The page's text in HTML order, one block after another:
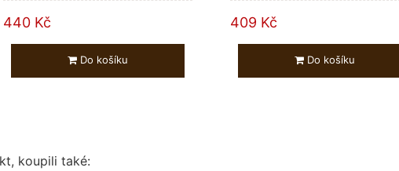
440 Kč
Do košíku
409 Kč
Do košíku
koupili také: